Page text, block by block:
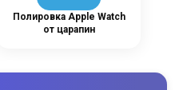
Полировка Apple Watch
от царапин